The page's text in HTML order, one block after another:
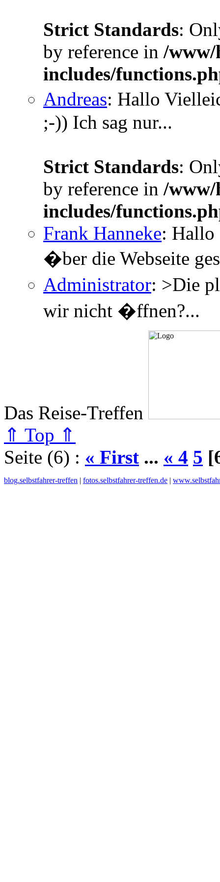
Strict Standards:
by reference in /www/
includes/
Andreas: Hallo
;-)) Ich sag nur...
Strict Standards:
by reference in /www/
includes/
Frank Hanneke: Hallo
�ber die Webseite
Administrator: >Die
wir nicht �ffnen?...
Das Reise-Treffen
⇑ Top ⇑
Seite (6) : « First ... « 4 5
blog.selbstfahrer-treffen | fotos.selbstfahrer-treffen.de |